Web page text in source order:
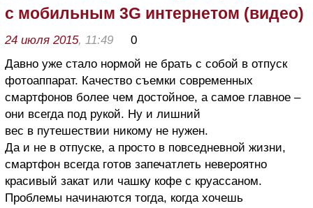
с мобильным 3G интернетом (видео)
24 июля 2015, 11:49
0
Давно уже стало нормой не брать с собой в отпуск
фотоаппарат. Качество съемки современных
смартфонов более чем достойное, а самое главное –
они всегда под рукой. Ну и лишний
вес в путешествии никому не нужен.
Да и не в отпуске, а просто в повседневной жизни,
смартфон всегда готов запечатлеть невероятно
красивый закат или чашку кофе с круассаном.
Проблемы начинаются тогда, когда хочешь